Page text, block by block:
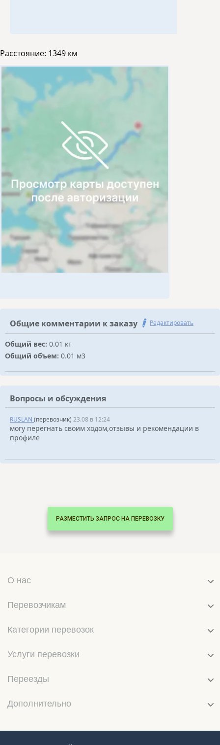
Расстояние: 1349 км
Общие комментарии к заказу Редактировать
Общий вес: 0.01 кг
Общий объем: 0.01 м3
Вопросы и обсуждения
RUSLAN (перевозчик) 23.08 в 12:24
могу перегнать своим ходом,отзывы и рекомендации в
профиле
РАЗМЕСТИТЬ ЗАПРОС НА ПЕРЕВОЗКУ
О нас
Перевозчикам
Категории перевозок
Услуги перевозки
Переезды
Дополнительно